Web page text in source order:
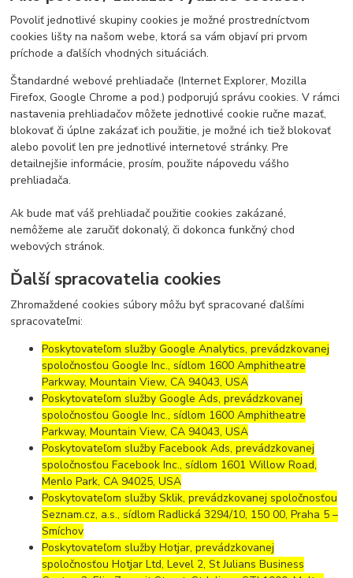
Povoliť jednotlivé skupiny cookies je možné prostredníctvom
cookies lišty na našom webe, ktorá sa vám objaví pri prvom
príchode a ďalších vhodných situáciách.
Štandardné webové prehliadače (Internet Explorer, Mozilla
Firefox, Google Chrome a pod.) podporujú správu cookies. V rámci
nastavenia prehliadačov môžete jednotlivé cookie ručne mazať,
blokovať či úplne zakázať ich použitie, je možné ich tiež blokovať
alebo povoliť len pre jednotlivé internetové stránky. Pre
detailnejšie informácie, prosím, použite nápovedu vášho
prehliadača.
Ak bude mať váš prehliadač použitie cookies zakázané,
nemôžeme ale zaručiť dokonalý, či dokonca funkčný chod
webových stránok.
Ďalší spracovatelia cookies
Zhromaždené cookies súbory môžu byť spracované ďalšími
spracovateľmi:
Poskytovateľom služby Google Analytics, prevádzkovanej
spoločnosťou Google Inc., sídlom 1600 Amphitheatre
Parkway, Mountain View, CA 94043, USA
Poskytovateľom služby Google Ads, prevádzkovanej
spoločnosťou Google Inc., sídlom 1600 Amphitheatre
Parkway, Mountain View, CA 94043, USA
Poskytovateľom služby Facebook Ads, prevádzkovanej
spoločnosťou Facebook Inc., sídlom 1601 Willow Road,
Menlo Park, CA 94025, USA
Poskytovateľom služby Sklik, prevádzkovanej spoločnosťou
Seznam.cz, a.s., sídlom Radlická 3294/10, 150 00, Praha 5 –
Smíchov
Poskytovateľom služby Hotjar, prevádzkovanej
spoločnosťou Hotjar Ltd, Level 2, St Julians Business